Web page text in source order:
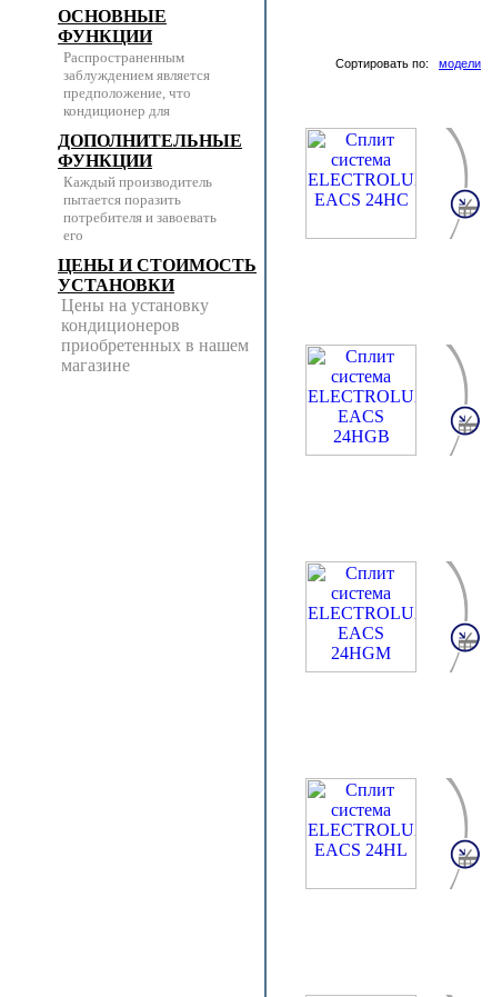
ОСНОВНЫЕ
ФУНКЦИИ
Распространенным
заблуждением является
предположение, что
кондиционер для
ДОПОЛНИТЕЛЬНЫЕ
ФУНКЦИИ
Каждый производитель
пытается поразить
потребителя и завоевать
его
ЦЕНЫ И СТОИМОСТЬ
УСТАНОВКИ
Цены на установку
кондиционеров
приобретенных в нашем
магазине
Сортировать по: модели